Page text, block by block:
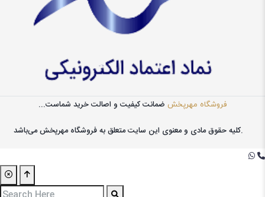
فروشگاه مهرپخش ضمانت کیفیت و اصالت خرید شماست...
کليه حقوق مادی و معنوی اين سايت متعلق به فروشگاه مهرپخش می‌باشد.